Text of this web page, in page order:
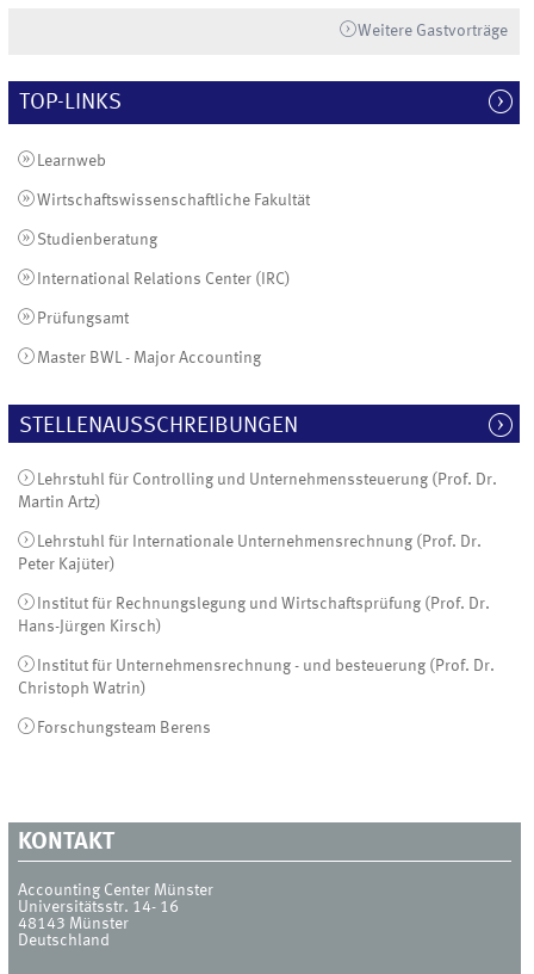
Weitere Gastvorträge
TOP-LINKS
Learnweb
Wirtschaftswissenschaftliche Fakultät
Studienberatung
International Relations Center (IRC)
Prüfungsamt
Master BWL - Major Accounting
STELLENAUSSCHREIBUNGEN
Lehrstuhl für Controlling und Unternehmenssteuerung (Prof. Dr.
Martin Artz)
Lehrstuhl für Internationale Unternehmensrechnung (Prof. Dr.
Peter Kajüter)
Institut für Rechnungslegung und Wirtschaftsprüfung (Prof. Dr.
Hans-Jürgen Kirsch)
Institut für Unternehmensrechnung - und besteuerung (Prof. Dr.
Christoph Watrin)
Forschungsteam Berens
KONTAKT
Accounting Center Münster
Universitätsstr. 14- 16
48143 Münster
Deutschland